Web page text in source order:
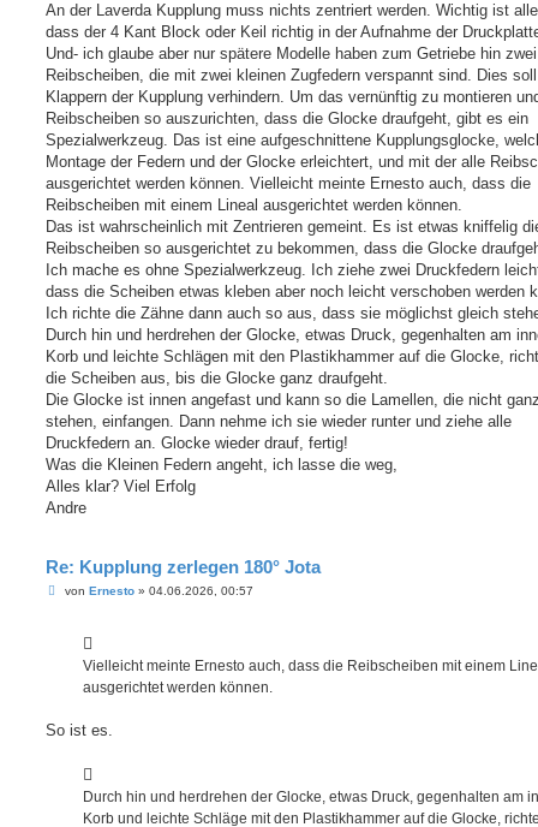
An der Laverda Kupplung muss nichts zentriert werden. Wichtig ist
dass der 4 Kant Block oder Keil richtig in der Aufnahme der
Und- ich glaube aber nur spätere Modelle haben zum Getriebe hin zwei
Reibscheiben, die mit zwei kleinen Zugfedern verspannt sind. Dies
Klappern der Kupplung verhindern. Um das vernünftig zu montieren
Reibscheiben so auszurichten, dass die Glocke draufgeht, gibt es ein
Spezialwerkzeug. Das ist eine aufgeschnittene Kupplungsglocke,
Montage der Federn und der Glocke erleichtert, und mit der alle
ausgerichtet werden können. Vielleicht meinte Ernesto auch, dass die
Reibscheiben mit einem Lineal ausgerichtet werden können.
Das ist wahrscheinlich mit Zentrieren gemeint. Es ist etwas kniffelig
Reibscheiben so ausgerichtet zu bekommen, dass die Glocke
Ich mache es ohne Spezialwerkzeug. Ich ziehe zwei Druckfedern
dass die Scheiben etwas kleben aber noch leicht verschoben werden
Ich richte die Zähne dann auch so aus, dass sie möglichst gleich
Durch hin und herdrehen der Glocke, etwas Druck, gegenhalten am
Korb und leichte Schlägen mit den Plastikhammer auf die Glocke,
die Scheiben aus, bis die Glocke ganz draufgeht.
Die Glocke ist innen angefast und kann so die Lamellen, die nicht
stehen, einfangen. Dann nehme ich sie wieder runter und ziehe alle
Druckfedern an. Glocke wieder drauf, fertig!
Was die Kleinen Federn angeht, ich lasse die weg,
Alles klar? Viel Erfolg
Andre
Re: Kupplung zerlegen 180° Jota
Bvon Ernesto» 04.06.2026, 00:57
Vielleicht meinte Ernesto auch, dass die Reibscheiben mit einem
ausgerichtet werden können.
So ist es.
Durch hin und herdrehen der Glocke, etwas Druck, gegenhalten am
Korb und leichte Schläge mit den Plastikhammer auf die Glocke,